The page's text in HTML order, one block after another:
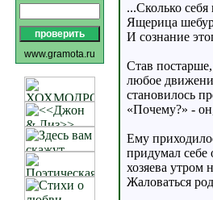
www.gramota.ru
...Сколько
Ящерица
И сознание
Став
любое
становилось
«Почему?» -
Ему
придумал
хозяева утром
Жаловаться